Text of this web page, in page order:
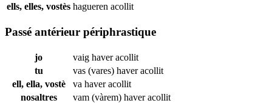
ells, elles, vostès hagueren acollit
Passé antérieur périphrastique
jo vaig haveracollit
tu
vas (vares) haveracollit
ell, ella, vostè
va haveracollit
nosaltres
vam (vàrem) haveracollit